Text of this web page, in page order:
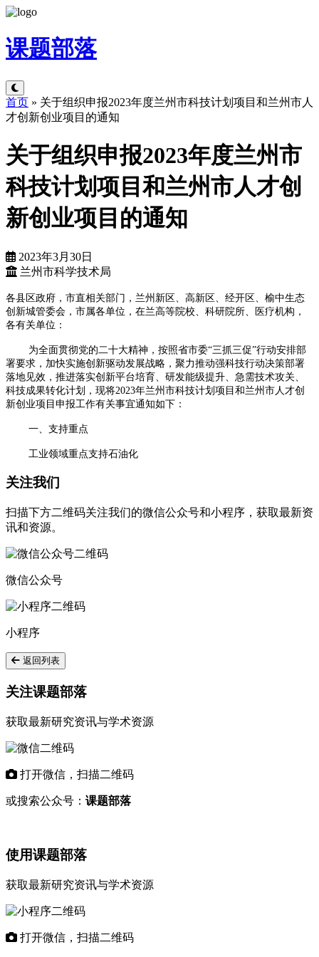
课题部落
首页 » 关于组织申报2023年度兰州市科技计划项目和兰州市人
才创新创业项目的通知
关于组织申报2023年度兰州市
科技计划项目和兰州市人才创
新创业项目的通知
2023年3月30日
兰州市科学技术局
各县区政府，市直相关部门，兰州新区、高新区、经开区、榆中生态
创新城管委会，市属各单位，在兰高等院校、科研院所、医疗机构，
各有关单位：
为全面贯彻党的二十大精神，按照省市委“三抓三促”行动安排部
署要求，加快实施创新驱动发展战略，聚力推动强科技行动决策部署
落地见效，推进落实创新平台培育、研发能级提升、急需技术攻关、
科技成果转化计划，现将2023年兰州市科技计划项目和兰州市人才创
新创业项目申报工作有关事宜通知如下：
一、支持重点
工业领域重点支持石油化
关注我们
扫描下方二维码关注我们的微信公众号和小程序，获取最新资
讯和资源。
微信公众号
小程序
返回列表
关注课题部落
获取最新研究资讯与学术资源
打开微信，扫描二维码
或搜索公众号： 课题部落
使用课题部落
获取最新研究资讯与学术资源
打开微信，扫描二维码